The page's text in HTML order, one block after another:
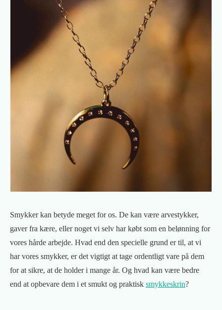
Smykker kan betyde meget for os. De kan være arvestykker,
gaver fra kære, eller noget vi selv har købt som en belønning for
vores hårde arbejde. Hvad end den specielle grund er til, at vi
har vores smykker, er det vigtigt at tage ordentligt vare på dem
for at sikre, at de holder i mange år. Og hvad kan være bedre
end at opbevare dem i et smukt og praktisk smykkeskrin?